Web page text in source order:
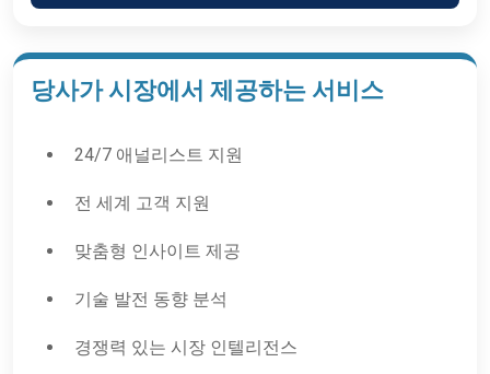
당사가 시장에서 제공하는 서비스
24/7 애널리스트 지원
전 세계 고객 지원
맞춤형 인사이트 제공
기술 발전 동향 분석
경쟁력 있는 시장 인텔리전스